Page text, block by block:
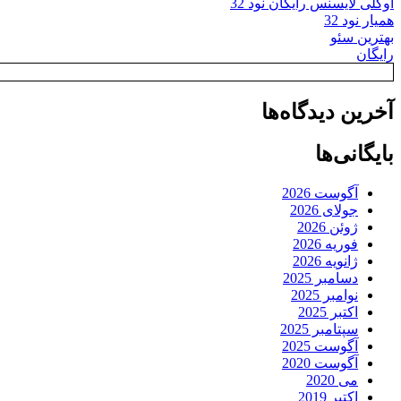
همیار نود 32
بهترین سئو
رایگان
آخرین دیدگاه‌ها
بایگانی‌ها
آگوست 2026
جولای 2026
ژوئن 2026
فوریه 2026
ژانویه 2026
دسامبر 2025
نوامبر 2025
اکتبر 2025
سپتامبر 2025
آگوست 2025
آگوست 2020
می 2020
اکتبر 2019